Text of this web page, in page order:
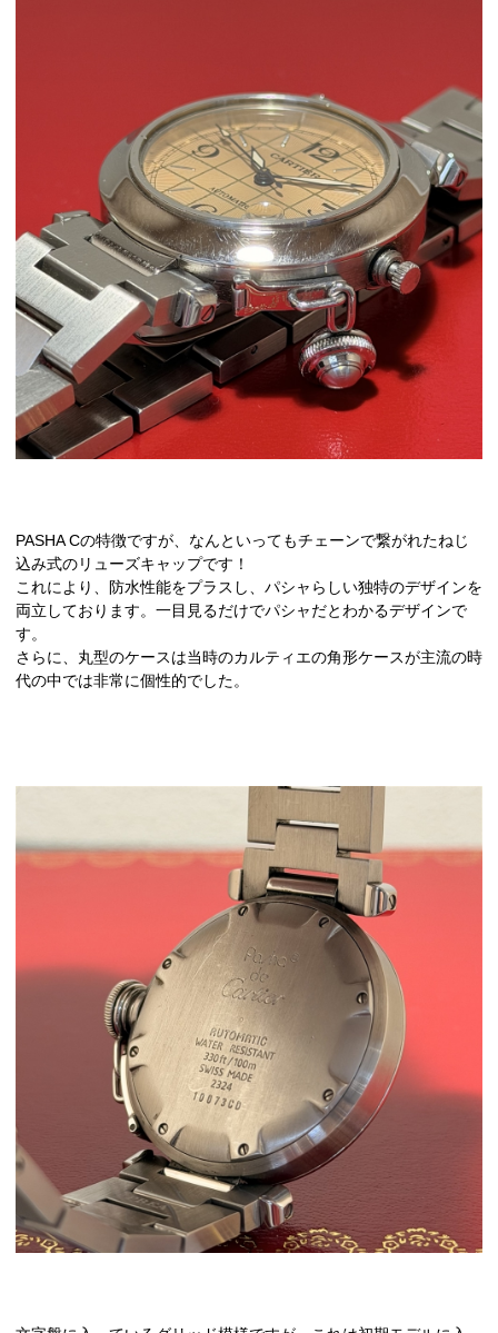
PASHA Cの特徴ですが、なんといってもチェーンで繋がれたねじ
込み式のリューズキャップです！
これにより、防水性能をプラスし、パシャらしい独特のデザインを
両立しております。一目見るだけでパシャだとわかるデザインで
す。
さらに、丸型のケースは当時のカルティエの角形ケースが主流の時
代の中では非常に個性的でした。